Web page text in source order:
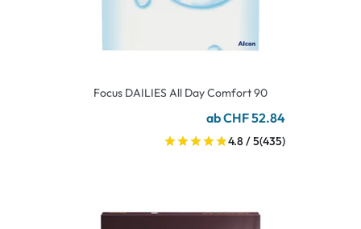
Focus DAILIES All Day Comfort 90
ab CHF 52.84
4.8 / 5(435)